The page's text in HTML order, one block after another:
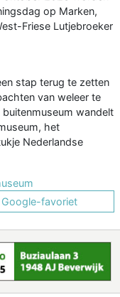
op Marken,
Friese Lutjebroeker
stap terug te zetten
van weleer te
wandelt
het
Nederlandse
Google-favoriet